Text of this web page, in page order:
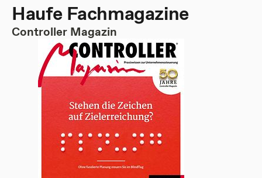
Haufe Fachmagazine
Controller Magazin